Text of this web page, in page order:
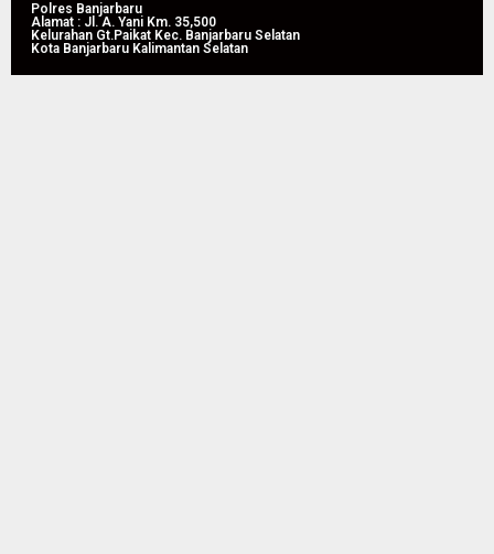
0
Polres Banjarbaru
Alamat : Jl. A. Yani Km. 35,500
Kelurahan Gt.Paikat Kec. Banjarbaru Selatan
Kota Banjarbaru Kalimantan Selatan